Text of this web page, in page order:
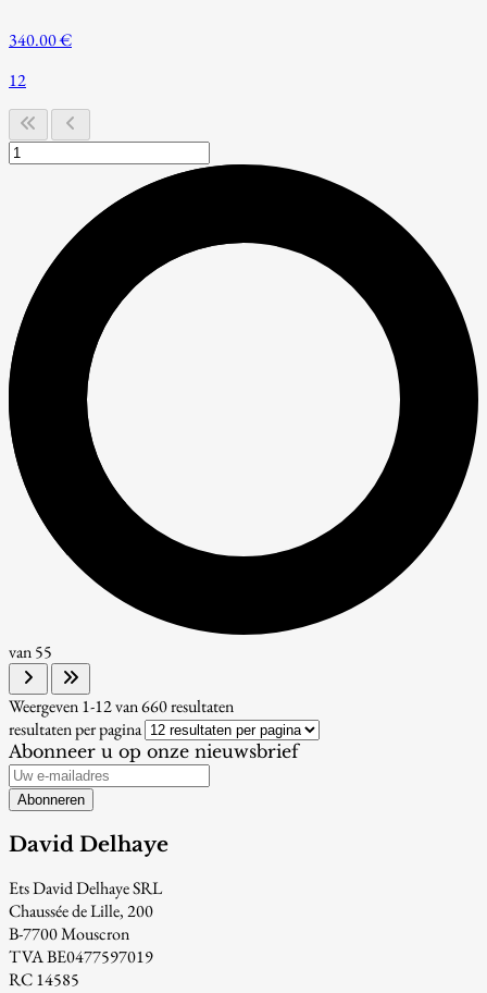
340.00 €
12
van55
Weergeven1-12van660resultaten
resultaten per pagina
Abonneer u op onze nieuwsbrief
Abonneren
David Delhaye
Ets David Delhaye SRL
Chaussée de Lille, 200
B-7700 Mouscron
TVA BE0477597019
RC 14585